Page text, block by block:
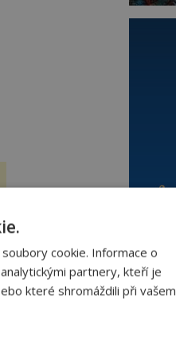
cookie. Informace o
partnery, kteří je
které shromáždili při vašem